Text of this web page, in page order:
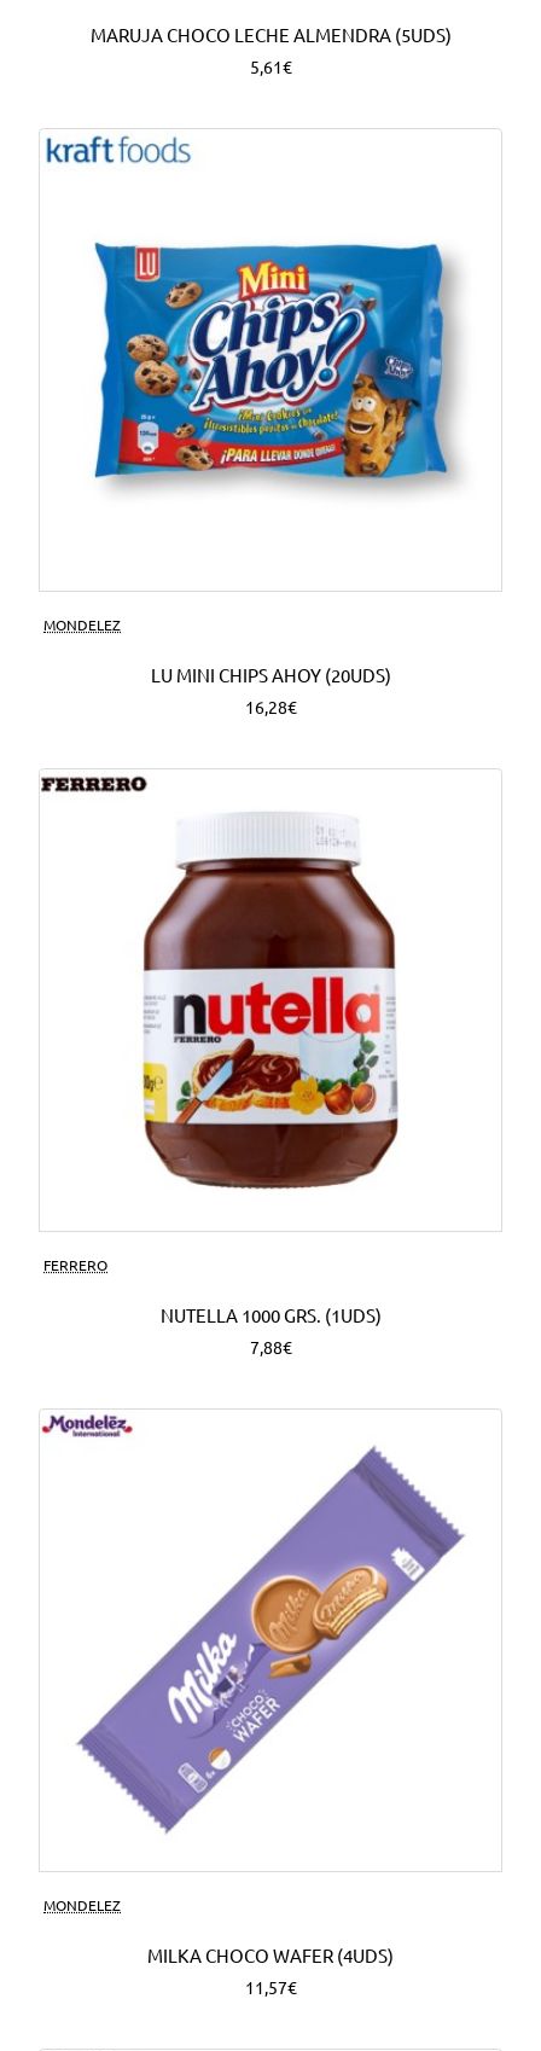
MARUJA CHOCO LECHE ALMENDRA (5UDS)
5,61€
MONDELEZ
LU MINI CHIPS AHOY (20UDS)
16,28€
FERRERO
NUTELLA 1000 GRS. (1UDS)
7,88€
MONDELEZ
MILKA CHOCO WAFER (4UDS)
11,57€